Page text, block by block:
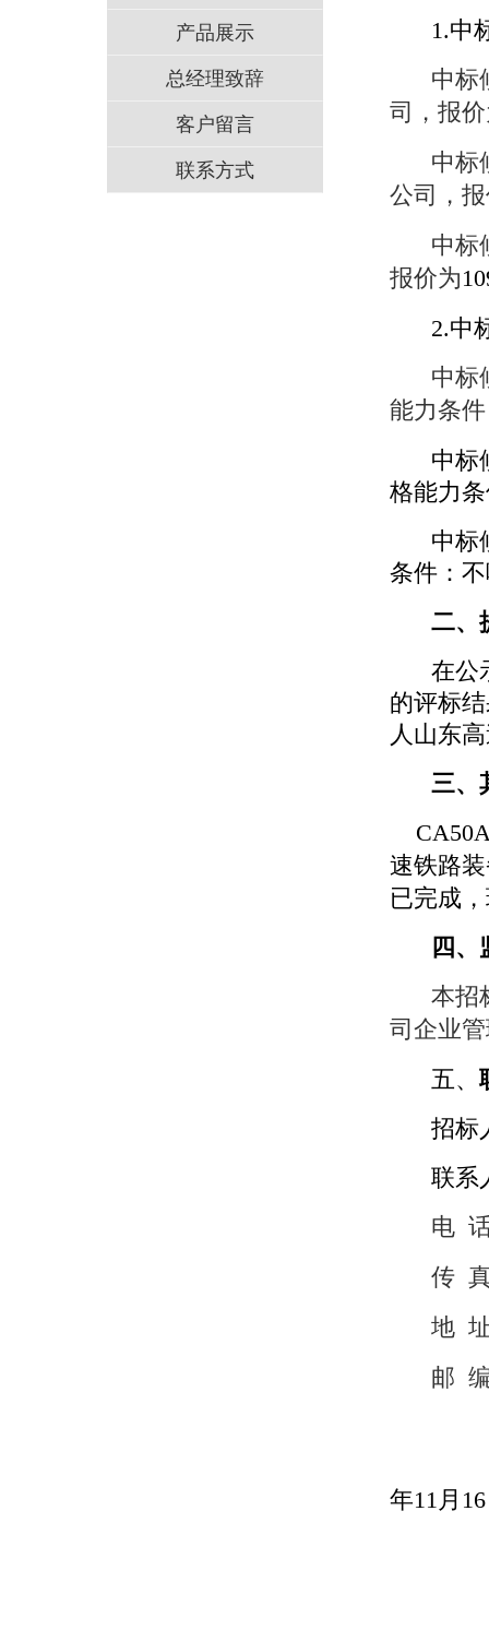
产品展示
总经理致辞
客户留言
联系方式
1.中
中标
司，报
中标
公司，
中标
报价为
2.中
中标
能力条
中标
格能力
中标
条件：
二、
在公
的评标
人山东
三、
速铁路
已完成
四、
本招
司企业
五、
招标
联系
电
传
地
邮
年11月